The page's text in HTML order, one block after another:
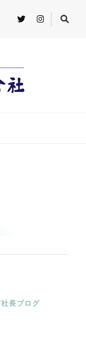
長ブログ